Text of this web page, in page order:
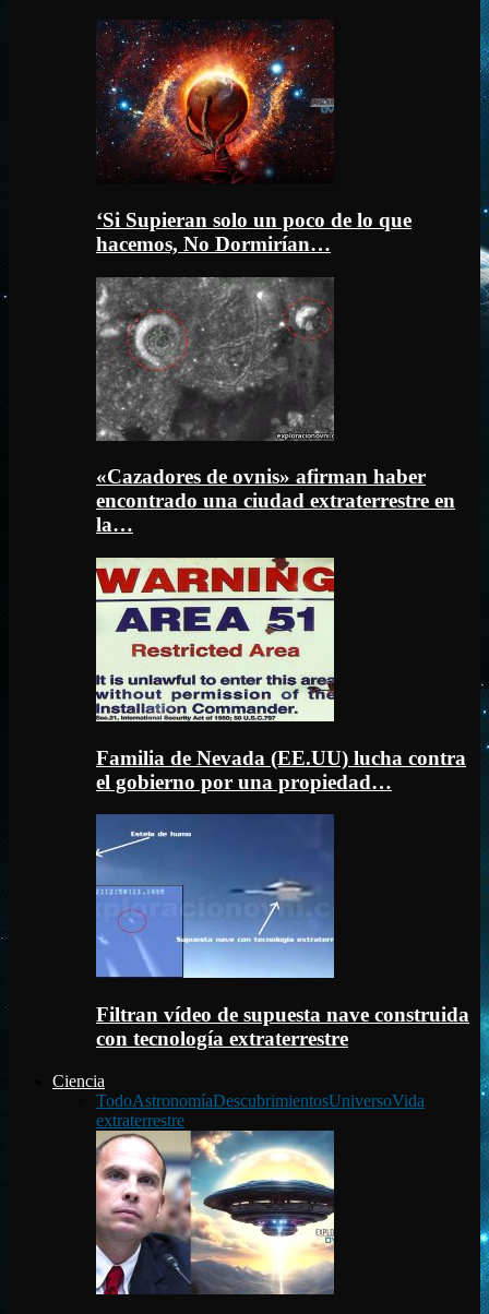
‘Si Supieran solo un poco de lo que
hacemos, No Dormirían…
«Cazadores de ovnis» afirman haber
encontrado una ciudad extraterrestre en
la…
Familia de Nevada (EE.UU) lucha contra
el gobierno por una propiedad…
Filtran vídeo de supuesta nave construida
con tecnología extraterrestre
Ciencia
TodoAstronomíaDescubrimientosUniversoVida
extraterrestre